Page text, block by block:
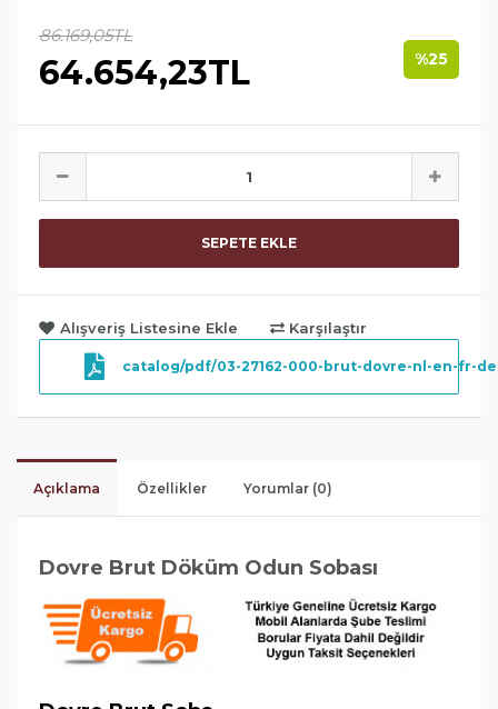
86.169,05TL
64.654,23TL %25
SEPETE EKLE
Alışveriş Listesine Ekle Karşılaştır
catalog/pdf/03-27162-000-brut-dovre-nl-en-fr-
Açıklama Özellikler Yorumlar (0)
Dovre Brut Döküm Odun Sobası